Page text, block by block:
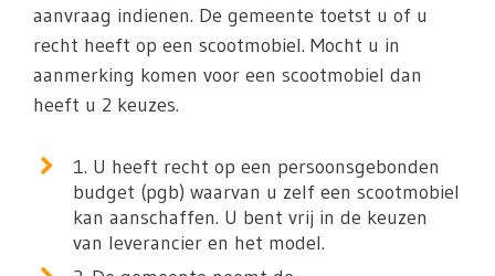
aanvraag indienen. De gemeente toetst u of u
recht heeft op een scootmobiel. Mocht u in
aanmerking komen voor een scootmobiel dan
heeft u 2 keuzes.
1. U heeft recht op een persoonsgebonden
budget (pgb) waarvan u zelf een scootmobiel
kan aanschaffen. U bent vrij in de keuzen
van leverancier en het model.